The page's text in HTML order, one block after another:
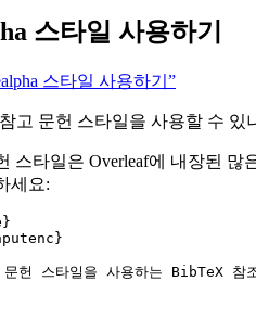
스타일 사용하기
스타일 사용하기”
고 문헌 스타일을 사용할 수 있
스타일은 Overleaf에 내장된
세요:
}
}
헌 스타일을 사용하는 BibTeX 참